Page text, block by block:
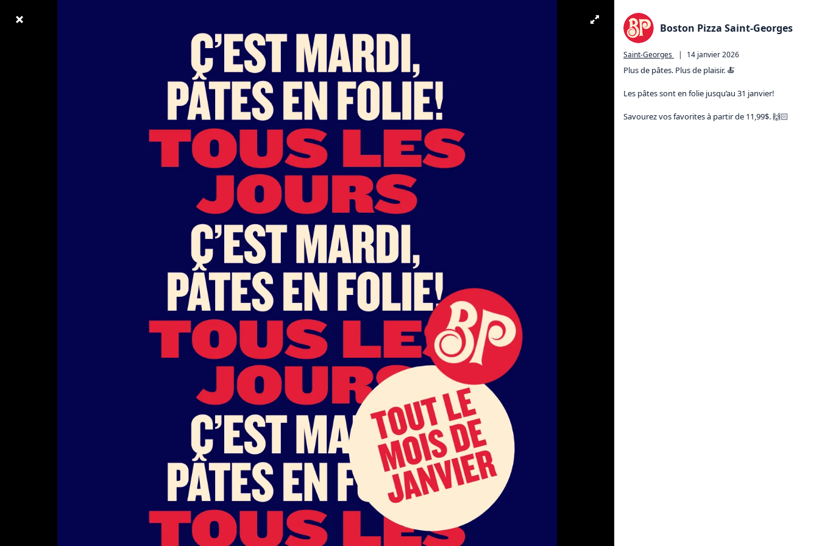
Boston Pizza Saint-Georges
Saint-Georges | 14 janvier 2026
Plus de pâtes. Plus de plaisir. 🍝
Les pâtes sont en folie jusqu’au 31 janvier!
Savourez vos favorites à partir de 11,99$. 🙌🏻